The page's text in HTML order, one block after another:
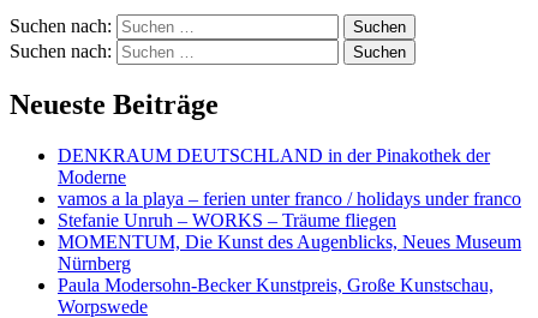
Suchen nach:
Suchen nach:
Neueste Beiträge
DENKRAUM DEUTSCHLAND in der Pinakothek der
Moderne
vamos a la playa – ferien unter franco / holidays under franco
Stefanie Unruh – WORKS – Träume fliegen
MOMENTUM, Die Kunst des Augenblicks, Neues Museum
Nürnberg
Paula Modersohn-Becker Kunstpreis, Große Kunstschau,
Worpswede